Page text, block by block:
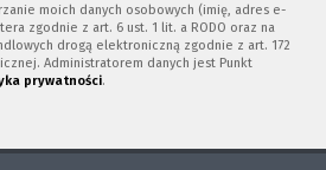
moich danych osobowych (imię, adres e-
zgodnie z art. 6 ust. 1 lit. a RODO oraz na
drogą elektroniczną zgodnie z art. 172
Administratorem danych jest Punkt
prywatności.